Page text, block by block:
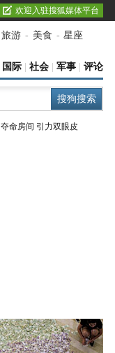
欢迎入驻搜狐媒体平台
旅游 - 美食 - 星座
国际 社会 军事 评论
夺命房间 引力双眼皮